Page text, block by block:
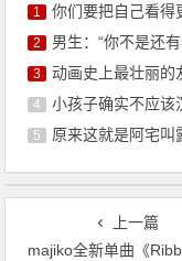
1 你们要把自己看得
2 男生：“你不是还
3 动画史上最壮丽的
4 小孩子确实不应该
5 原来这就是阿宅叫
上一篇
majiko全新单曲《Ribbon》将于4月发行！并演唱《女仆小姐的贪吃